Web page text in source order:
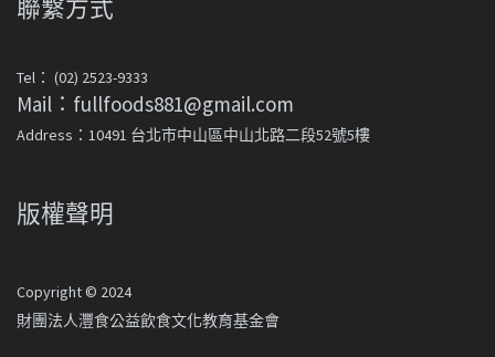
聯繫方式
Tel： (02) 2523-9333
Mail：fullfoods881@gmail.com
Address：10491 台北市中山區中山北路二段52號5樓
版權聲明
Copyright © 2024
財團法人灃食公益飲食文化教育基金會